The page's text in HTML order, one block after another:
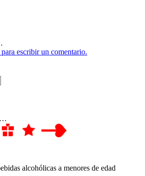
escribir un comentario.
alcohólicas a menores de edad